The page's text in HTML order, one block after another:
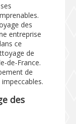
des
entreprise
ce
de
de-France.
de
des